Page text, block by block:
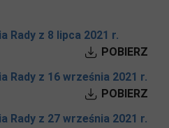
Rady z 8 lipca 2021 r.
POBIERZ
Rady z 16 września 2021 r.
POBIERZ
Rady z 27 września 2021 r.